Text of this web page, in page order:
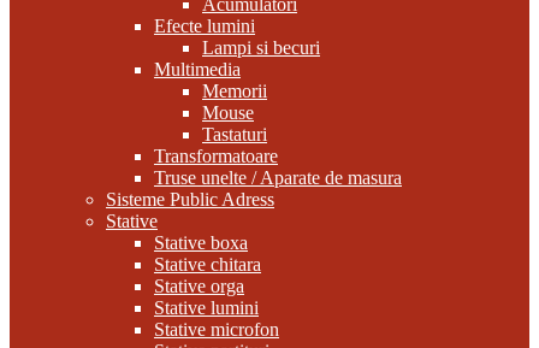
Acumulatori
Efecte lumini
Lampi si becuri
Multimedia
Memorii
Mouse
Tastaturi
Transformatoare
Truse unelte / Aparate de masura
Sisteme Public Adress
Stative
Stative boxa
Stative chitara
Stative orga
Stative lumini
Stative microfon